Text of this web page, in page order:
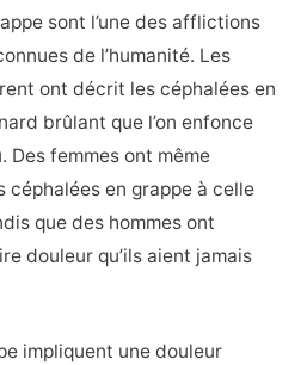
sont l’une des afflictions
de l’humanité. Les
ont décrit les céphalées en
brûlant que l’on enfonce
Des femmes ont même
céphalées en grappe à celle
que des hommes ont
douleur qu’ils aient jamais
impliquent une douleur